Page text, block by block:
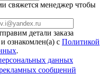
свяжется менеджер чтобы
детали заказа
и ознакомлен(а) с Политикой
.
данных
сообщений